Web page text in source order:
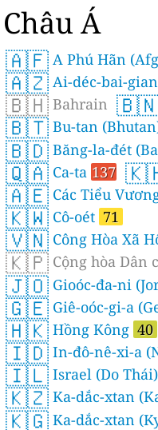
Châu Á
🇦🇫 A Phú Hãn
🇦🇿 Ai-déc-bai-
🇧🇭 Bahrain
🇧🇹 Bu-tan
🇧🇩 Băng-la-đét
🇶🇦 Ca-ta 137
🇦🇪 Các Tiểu
🇰🇼 Cô-oét 71
🇻🇳 Công Hòa Xã
🇰🇵 Cộng hòa Dân
🇯🇴 Gioóc-đa-ni
🇬🇪 Giê-oóc-gi-a
🇭🇰 Hồng Kông 40
🇮🇩 In-đô-nê-xi-a
🇮🇱 Israel (Do Thái)
🇰🇿 Ka-dắc-xtan
🇰🇬 Ka-dắc-xtan